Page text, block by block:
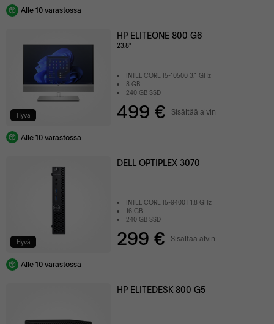
Alle 10 varastossa
Hyvä
HP ELITEONE 800 G6
23.8"
INTEL CORE I5-10500 3.1 GHz
8 GB
240 GB SSD
499 € Sisältää alvin
Alle 10 varastossa
Hyvä
DELL OPTIPLEX 3070
INTEL CORE I5-9400T 1.8 GHz
16 GB
240 GB SSD
299 € Sisältää alvin
Alle 10 varastossa
HP ELITEDESK 800 G5